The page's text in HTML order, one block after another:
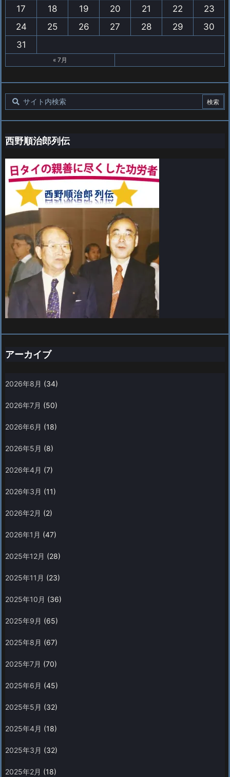
17
18 19 20 21 22
23
24
25 26 27 28 29
30
31
« 7月
西野順治郎列伝
アーカイブ
2026年8月 (34)
2026年7月 (50)
2026年6月 (18)
2026年5月 (8)
2026年4月 (7)
2026年3月 (11)
2026年2月 (2)
2026年1月 (47)
2025年12月 (28)
2025年11月 (23)
2025年10月 (36)
2025年9月 (65)
2025年8月 (67)
2025年7月 (70)
2025年6月 (45)
2025年5月 (32)
2025年4月 (18)
2025年3月 (32)
2025年2月 (18)